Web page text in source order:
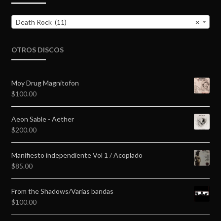
×
Death Rock (11)
OTROS DISCOS
Moy Drug Magnitofon
$100.00
Aeon Sable - Aether
$200.00
Manifiesto independiente Vol 1 / Acoplado
$85.00
From the Shadows/Varias bandas
$100.00